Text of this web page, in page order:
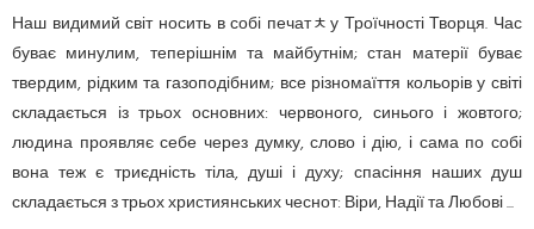
Наш видимий світ носить в собі печатﾺу Троїчності Творця. Час
буває минулим, теперішнім та майбутнім; стан матерії буває
твердим, рідким та газоподібним; все різномаїття кольорів у світі
складається із трьох основних: червоного, синього і жовтого;
людина проявляє себе через думку, слово і дію, і сама по собі
вона теж є триєдність тіла, душі і духу; спасіння наших душ
складається з трьох християнських чеснот: Віри, Надії та Любові ...